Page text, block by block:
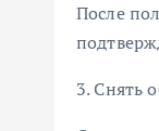
После
3. Снять